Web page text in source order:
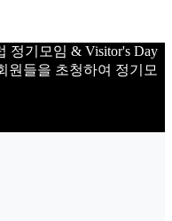
정기모임 & Visitor's Day
원들을 초청하여 정기모